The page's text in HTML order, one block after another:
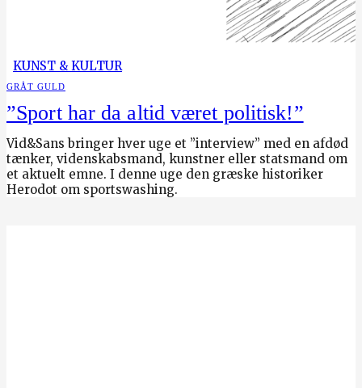
KUNST & KULTUR
GRÅT GULD
”Sport har da altid været politisk!”
Vid&Sans bringer hver uge et ”interview” med en afdød
tænker, videnskabsmand, kunstner eller statsmand om
et aktuelt emne. I denne uge den græske historiker
Herodot om sportswashing.